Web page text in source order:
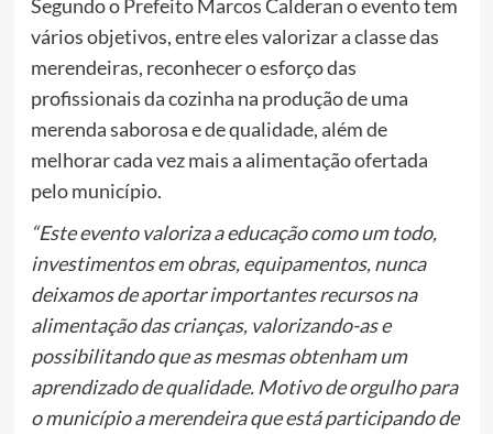
Segundo o Prefeito Marcos Calderan o evento tem
vários objetivos, entre eles valorizar a classe das
merendeiras, reconhecer o esforço das
profissionais da cozinha na produção de uma
merenda saborosa e de qualidade, além de
melhorar cada vez mais a alimentação ofertada
pelo município.
“Este evento valoriza a educação como um todo,
investimentos em obras, equipamentos, nunca
deixamos de aportar importantes recursos na
alimentação das crianças, valorizando-as e
possibilitando que as mesmas obtenham um
aprendizado de qualidade. Motivo de orgulho para
o município a merendeira que está participando de